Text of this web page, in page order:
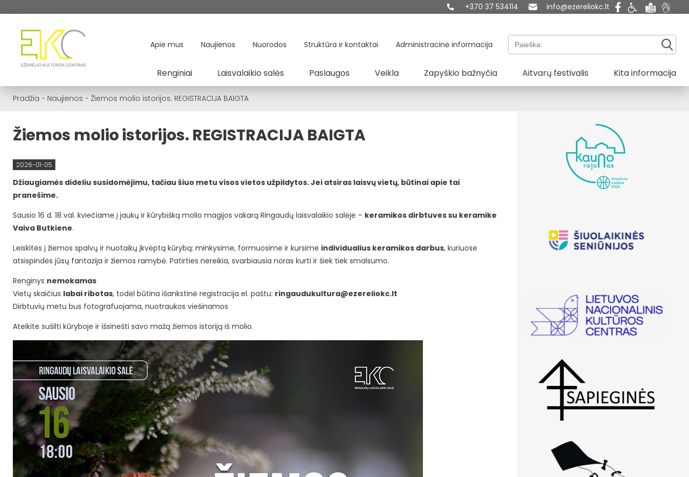
+370 37 534114 info@ezereliokc.lt
Apie mus Naujienos Nuorodos Struktūra ir kontaktai Administracinė informacija Paieška:
Renginiai Laisvalaikio salės Paslaugos Veikla Zapyškio bažnyčia Aitvarų festivalis Kita informacija
Pradžia - Naujienos - Žiemos molio istorijos. REGISTRACIJA BAIGTA
Žiemos molio istorijos. REGISTRACIJA BAIGTA
2026-01-05
Džiaugiamės dideliu susidomėjimu, tačiau šiuo metu visos vietos užpildytos. Jei atsiras laisvų vietų, būtinai apie tai
pranešime.
Sausio 16 d. 18 val. kviečiame į jaukų ir kūrybišką molio magijos vakarą Ringaudų laisvalaikio salėje – keramikos dirbtuves su keramike
Vaiva Butkiene.
Leiskitės į žiemos spalvų ir nuotaikų įkvėptą kūrybą: minkysime, formuosime ir kursime individualius keramikos darbus, kuriuose
atsispindės jūsų fantazija ir žiemos ramybė. Patirties nereikia, svarbiausia noras kurti ir šiek tiek smalsumo.
Renginys nemokamas
Vietų skaičius labai ribotas, todėl būtina išankstinė registracija el. paštu: ringaudukultura@ezereliokc.lt
Dirbtuvių metu bus fotografuojama, nuotraukos viešinamos
Ateikite sušilti kūryboje ir išsinešti savo mažą žiemos istoriją iš molio.